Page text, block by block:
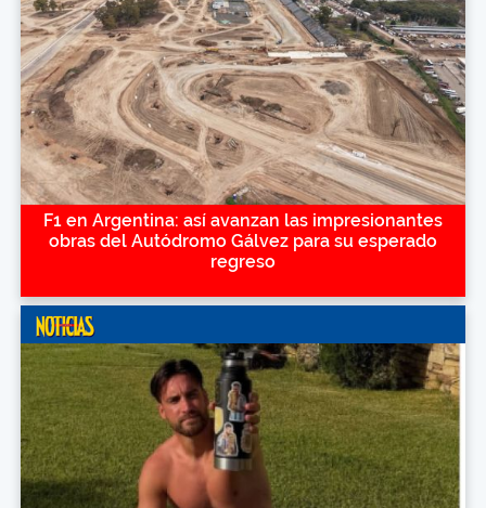
F1 en Argentina: así avanzan las impresionantes
obras del Autódromo Gálvez para su esperado
regreso